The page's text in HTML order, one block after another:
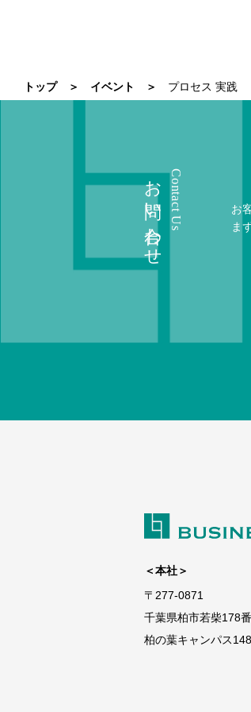
トップ イベント プロセス 実践
Contact Us
お問い合わせ
お
ま
＜本社＞
〒277-0871
千葉県柏市若柴178
柏の葉キャンパス